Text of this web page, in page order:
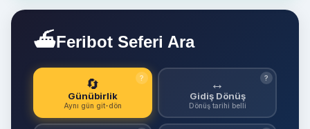
⛴Feribot Seferi Ara
🔄
Günübirlik
Aynı gün git-dön
? ↔
Gidiş Dönüş
Dönüş tarihi belli
?